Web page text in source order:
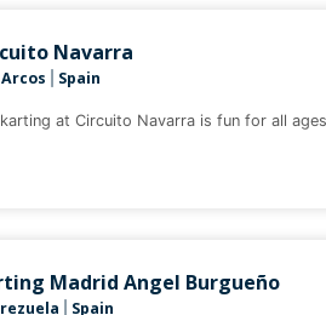
Navarra
Spain
at Circuito Navarra is fun for all
Madrid Angel Burgueño
Spain